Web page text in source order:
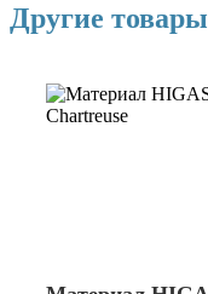
Другие товары